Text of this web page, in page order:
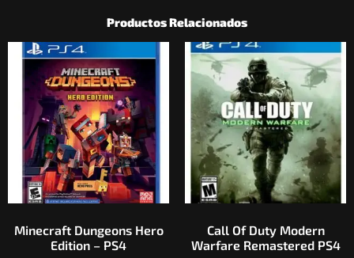
Productos Relacionados
Minecraft Dungeons Hero
Edition – PS4
Call Of Duty Modern
Warfare Remastered PS4